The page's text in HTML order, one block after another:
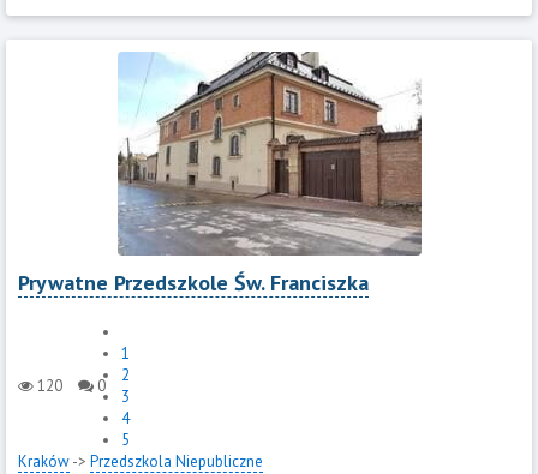
Prywatne Przedszkole Św. Franciszka
120 0
1
2
3
4
5
Kraków-> Przedszkola Niepubliczne